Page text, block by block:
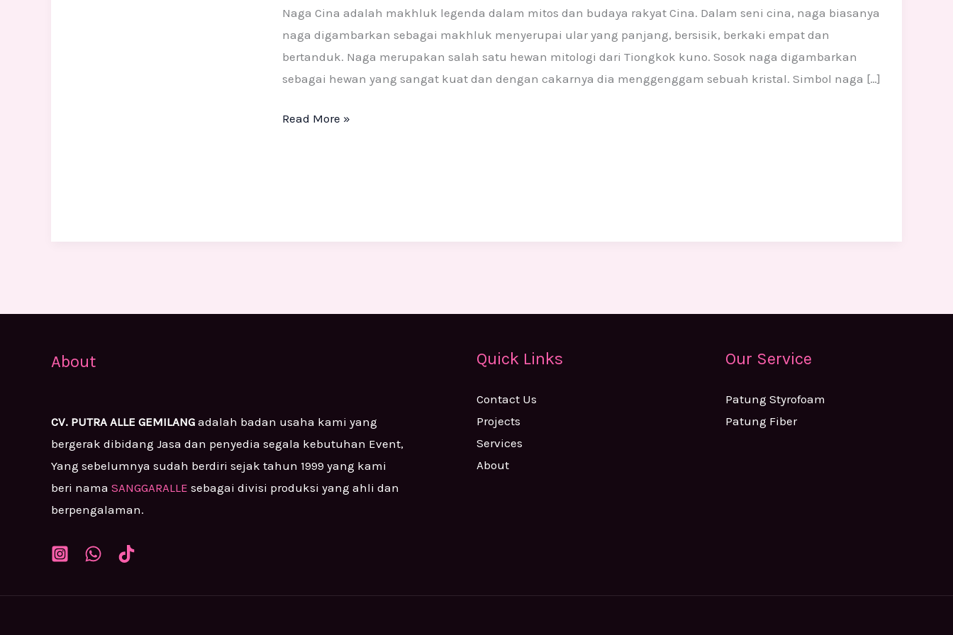
Naga Cina adalah makhluk legenda dalam mitos dan budaya rakyat Cina. Dalam seni cina, naga biasanya
naga digambarkan sebagai makhluk menyerupai ular yang panjang, bersisik, berkaki empat dan
bertanduk. Naga merupakan salah satu hewan mitologi dari Tiongkok kuno. Sosok naga digambarkan
sebagai hewan yang sangat kuat dan dengan cakarnya dia menggenggam sebuah kristal. Simbol naga […]
bagi
masyarakat
Tiongkok
Read More »
About
CV. PUTRA ALLE GEMILANG adalah badan usaha kami yang
bergerak dibidang Jasa dan penyedia segala kebutuhan Event,
Yang sebelumnya sudah berdiri sejak tahun 1999 yang kami
beri nama SANGGARALLE sebagai divisi produksi yang ahli dan
berpengalaman.
Quick Links
Contact Us
Projects
Services
About
Our Service
Patung Styrofoam
Patung Fiber